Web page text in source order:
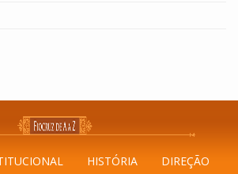
HISTÓRIA DIREÇÃO